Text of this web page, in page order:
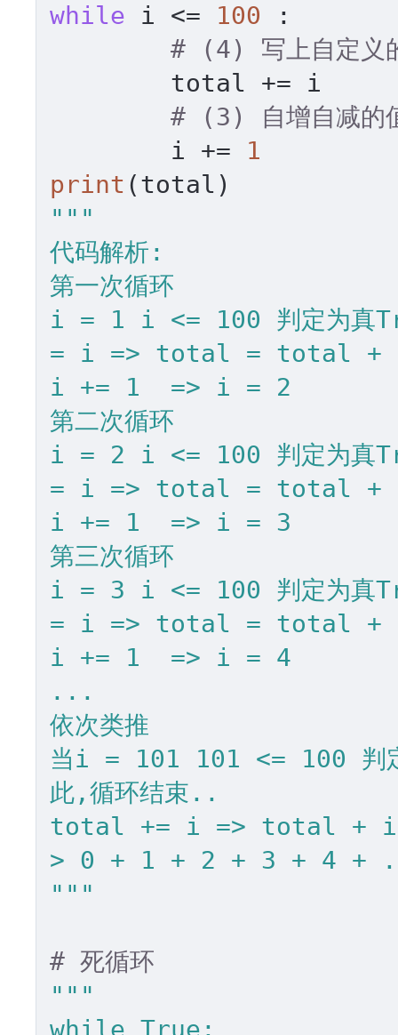
while i <= 100 :
# (4) 写上自定义
# (3) 自增自减的
	i +=
1
print
"""
代码解析:
第一次循环
i = 1 i <= 100 判定为真
= i => total = total +
i += 1  => i = 2
第二次循环
i = 2 i <= 100 判定为真
= i => total = total + i
i += 1  => i = 3
第三次循环
i = 3 i <= 100 判定为真
= i => total = total +
i += 1  => i = 4
...
依次类推
当i = 101 101 <= 100 判
此,循环结束..
total += i => total + i
> 0 + 1 + 2 + 3 + 4 +
"""
# 死循环
"""